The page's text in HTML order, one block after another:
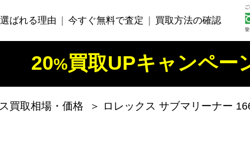
選ばれる理由 今すぐ無料で査定 買取方法の確認
20%買取UPキャンペー
買取相場・価格 ＞ ロレックス サブマリーナー